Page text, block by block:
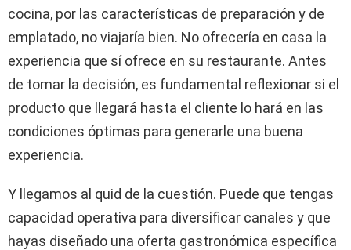
cocina, por las características de preparación y de
emplatado, no viajaría bien. No ofrecería en casa la
experiencia que sí ofrece en su restaurante. Antes
de tomar la decisión, es fundamental reflexionar si el
producto que llegará hasta el cliente lo hará en las
condiciones óptimas para generarle una buena
experiencia.
Y llegamos al quid de la cuestión. Puede que tengas
capacidad operativa para diversificar canales y que
hayas diseñado una oferta gastronómica específica